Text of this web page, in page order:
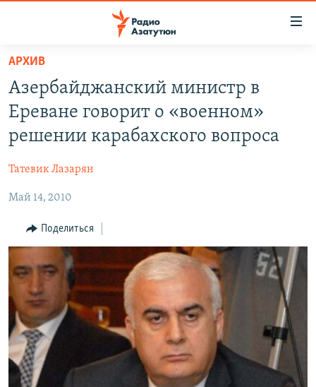
Перейти
основному
содержанию
Перейти
основной
Перейти
поиску
ГЛАВНАЯ
НОВОСТИ
ПОЛИТИКА
ЭКОНОМИКА
РЕГИОН
НАГОРНЫЙ КАРАБАХ
КУЛЬТУРА
СПОРТ
АРХИВ
Հայերեն
English
АРХИВ
Азербайджанский министр в
Ереване говорит о «военном»
решении карабахского вопроса
Татевик Лазарян
Май 14, 2010
Поделиться